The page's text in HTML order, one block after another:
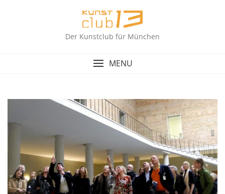
Der Kunstclub für München
MENU